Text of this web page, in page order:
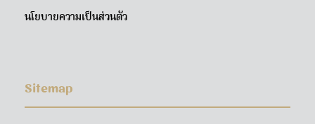
นโยบายความเป็นส่วนตัว
Sitemap